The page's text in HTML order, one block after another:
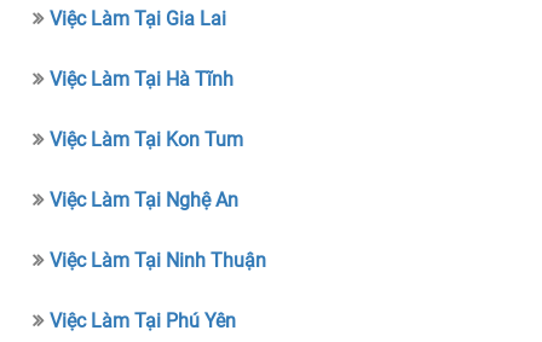
Việc Làm Tại Gia Lai
Việc Làm Tại Hà Tĩnh
Việc Làm Tại Kon Tum
Việc Làm Tại Nghệ An
Việc Làm Tại Ninh Thuận
Việc Làm Tại Phú Yên